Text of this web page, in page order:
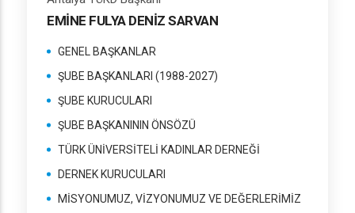
EMİNE FULYA DENİZ SARVAN
GENEL BAŞKANLAR
ŞUBE BAŞKANLARI (1988-2027)
ŞUBE KURUCULARI
ŞUBE BAŞKANININ ÖNSÖZÜ
TÜRK ÜNİVERSİTELİ KADINLAR DERNEĞİ
DERNEK KURUCULARI
MİSYONUMUZ, VİZYONUMUZ VE DEĞERLERİMİZ